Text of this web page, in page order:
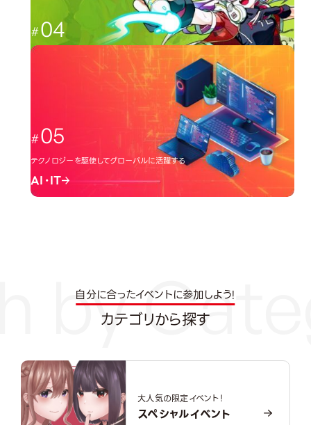
04
日本のクリエーター文化を広める
イラスト・アニメ
05
テクノロジーを駆使してグローバルに活躍する
AI・IT
自分に合ったイベントに参加しよう!
カテゴリから探す
大人気の限定イベント！
スペシャルイベント